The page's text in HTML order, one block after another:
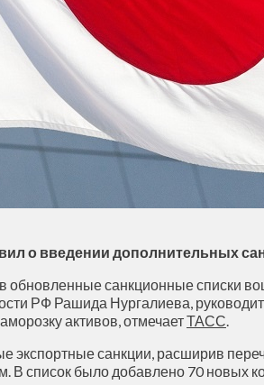
о введении дополнительных
обновленные санкционные списки
РФ Рашида Нургалиева,
активов, отмечаетТАСС.
экспортные санкции, расширив
В список было добавлено 70 новых